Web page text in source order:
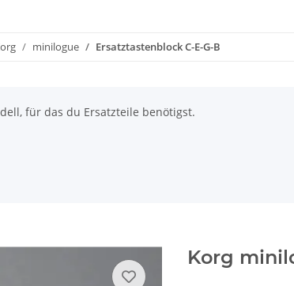
minilogue Ersatztastenblock C-E-G-B
für das du Ersatzteile benötigst.
Korg